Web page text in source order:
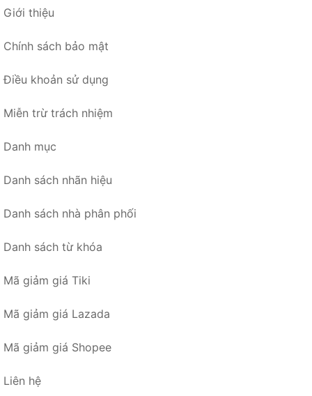
Giới thiệu
Chính sách bảo mật
Điều khoản sử dụng
Miễn trừ trách nhiệm
Danh mục
Danh sách nhãn hiệu
Danh sách nhà phân phối
Danh sách từ khóa
Mã giảm giá Tiki
Mã giảm giá Lazada
Mã giảm giá Shopee
Liên hệ